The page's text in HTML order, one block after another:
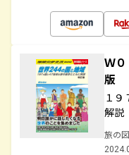
Ｗ
版
１９
解説
旅の